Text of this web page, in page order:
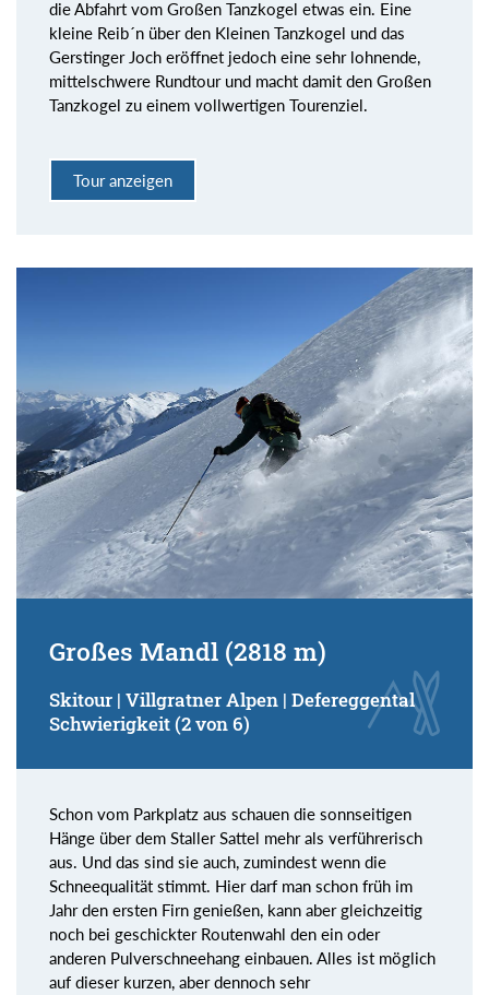
die Abfahrt vom Großen Tanzkogel etwas ein. Eine
kleine Reib´n über den Kleinen Tanzkogel und das
Gerstinger Joch eröffnet jedoch eine sehr lohnende,
mittelschwere Rundtour und macht damit den Großen
Tanzkogel zu einem vollwertigen Tourenziel.
Tour anzeigen
Großes Mandl (2818 m)
Skitour | Villgratner Alpen | Defereggental
Schwierigkeit (2 von 6)
Schon vom Parkplatz aus schauen die sonnseitigen
Hänge über dem Staller Sattel mehr als verführerisch
aus. Und das sind sie auch, zumindest wenn die
Schneequalität stimmt. Hier darf man schon früh im
Jahr den ersten Firn genießen, kann aber gleichzeitig
noch bei geschickter Routenwahl den ein oder
anderen Pulverschneehang einbauen. Alles ist möglich
auf dieser kurzen, aber dennoch sehr